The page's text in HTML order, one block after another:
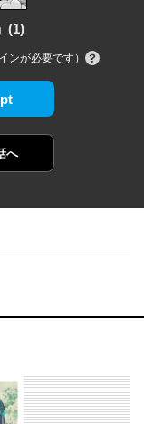
(1)
ンが必要です）
へ